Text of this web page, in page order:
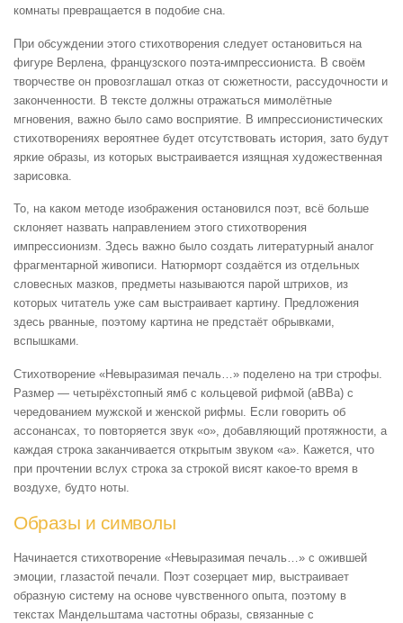
комнаты превращается в подобие сна.
При обсуждении этого стихотворения следует остановиться на
фигуре Верлена, французского поэта-импрессиониста. В своём
творчестве он провозглашал отказ от сюжетности, рассудочности и
законченности. В тексте должны отражаться мимолётные
мгновения, важно было само восприятие. В импрессионистических
стихотворениях вероятнее будет отсутствовать история, зато будут
яркие образы, из которых выстраивается изящная художественная
зарисовка.
То, на каком методе изображения остановился поэт, всё больше
склоняет назвать направлением этого стихотворения
импрессионизм. Здесь важно было создать литературный аналог
фрагментарной живописи. Натюрморт создаётся из отдельных
словесных мазков, предметы называются парой штрихов, из
которых читатель уже сам выстраивает картину. Предложения
здесь рванные, поэтому картина не предстаёт обрывками,
вспышками.
Стихотворение «Невыразимая печаль…» поделено на три строфы.
Размер — четырёхстопный ямб с кольцевой рифмой (aBBa) с
чередованием мужской и женской рифмы. Если говорить об
ассонансах, то повторяется звук «о», добавляющий протяжности, а
каждая строка заканчивается открытым звуком «а». Кажется, что
при прочтении вслух строка за строкой висят какое-то время в
воздухе, будто ноты.
Образы и символы
Начинается стихотворение «Невыразимая печаль…» с ожившей
эмоции, глазастой печали. Поэт созерцает мир, выстраивает
образную систему на основе чувственного опыта, поэтому в
текстах Мандельштама частотны образы, связанные с